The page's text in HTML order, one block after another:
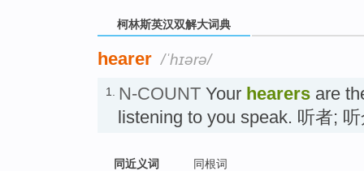
柯林斯英汉双解大词典
hearer /ˈhɪərə/
1. N-COUNT Your hearers are
listening to you speak. 听者;
同近义词 同根词